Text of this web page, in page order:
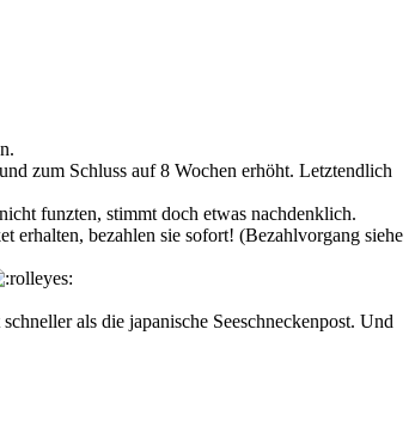
zum Schluss auf 8 Wochen erhöht. Letztendlich
funzten, stimmt doch etwas nachdenklich.
erhalten, bezahlen sie sofort! (Bezahlvorgang siehe
als die japanische Seeschneckenpost. Und